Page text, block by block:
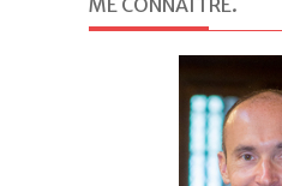
ME CONNAITRE.